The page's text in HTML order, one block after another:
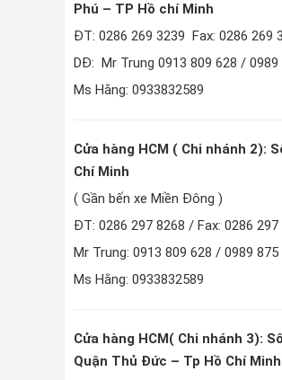
Phú – TP Hồ chí Minh
ĐT: 0286 269 3239 Fax: 0286 269
DĐ: Mr Trung 0913 809 628 / 0989
Ms Hằng: 0933832589
Cửa hàng HCM ( Chi nhánh 2):
Chí Minh
( Gần bến xe Miền Đông )
ĐT: 0286 297 8268 / Fax: 0286 297
Mr Trung: 0913 809 628 / 0989 875
Ms Hằng: 0933832589
Cửa hàng HCM( Chi nhánh 3):
Quận Thủ Đức – Tp Hồ Chí Minh